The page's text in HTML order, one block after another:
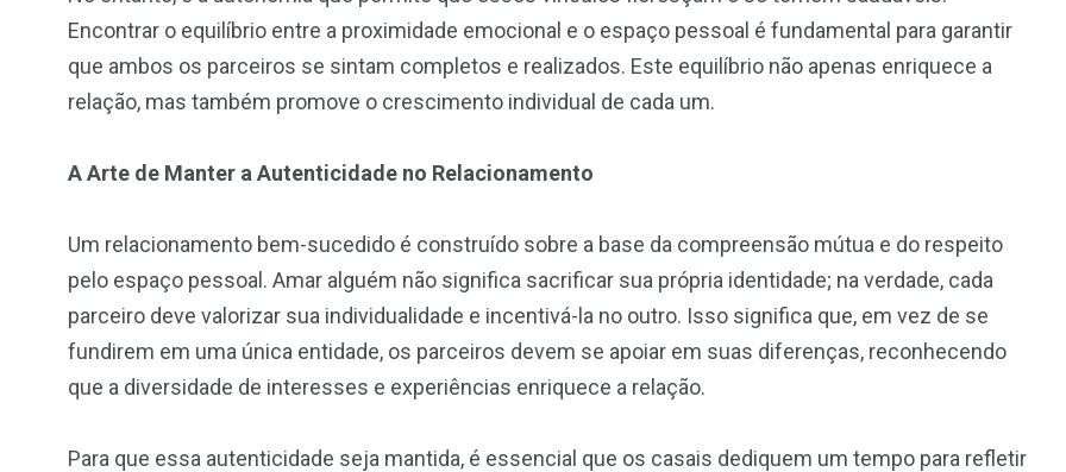
Encontrar o equilíbrio entre a proximidade emocional e o espaço pessoal é fundamental para garantir
que ambos os parceiros se sintam completos e realizados. Este equilíbrio não apenas enriquece a
relação, mas também promove o crescimento individual de cada um.
A Arte de Manter a Autenticidade no Relacionamento
Um relacionamento bem-sucedido é construído sobre a base da compreensão mútua e do respeito
pelo espaço pessoal. Amar alguém não significa sacrificar sua própria identidade; na verdade, cada
parceiro deve valorizar sua individualidade e incentivá-la no outro. Isso significa que, em vez de se
fundirem em uma única entidade, os parceiros devem se apoiar em suas diferenças, reconhecendo
que a diversidade de interesses e experiências enriquece a relação.
Para que essa autenticidade seja mantida, é essencial que os casais dediquem um tempo para refletir